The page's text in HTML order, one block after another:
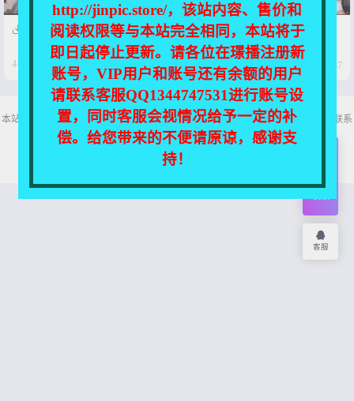
 虎牙主播-RDVIVK[40v 6G]
4年前  0  57
 虎牙主播-RDVIVK[55v 6G]
 47
本站所有资源均收集自互联网，仅供个人欣赏交流，如不慎侵犯了您的权益，请联系
我们，我们将尽快处理！
Copyright © 2026 舞主播
http://jinpic.store/，该站内容、售价和
阅读权限等与本站完全相同，本站将于
即日起停止更新。请各位在璟播注册新
账号，VIP用户和账号还有余额的用户
请联系客服QQ1344747531进行账号设
置，同时客服会视情况给予一定的补
偿。给您带来的不便请原谅，感谢支
持！
会员
客服